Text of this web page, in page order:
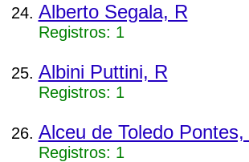
Alberto Segala, R
Registros: 1
Albini Puttini, R
Registros: 1
Alceu de Toledo Pontes,
Registros: 1